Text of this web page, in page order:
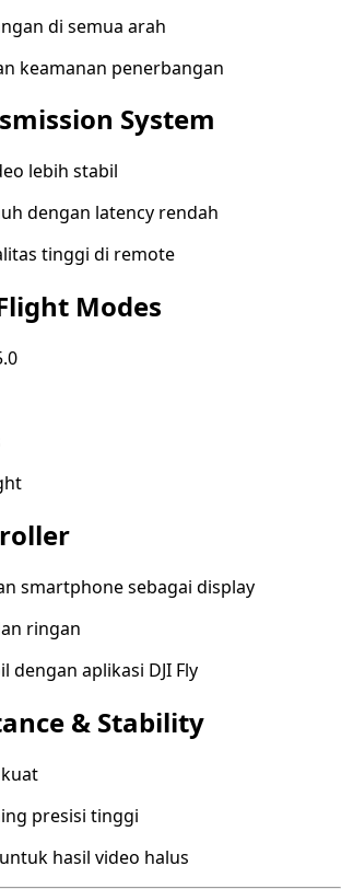
di semua arah
keamanan penerbangan
System
lebih stabil
dengan latency rendah
tinggi di remote
Modes
smartphone sebagai display
ringan
dengan aplikasi DJI Fly
& Stability
presisi tinggi
hasil video halus